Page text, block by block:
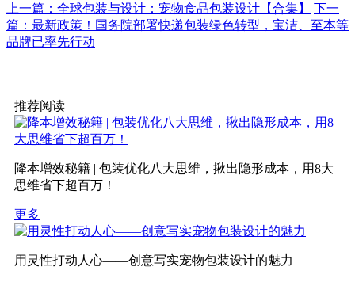
上一篇：全球包装与设计：宠物食品包装设计【合集】
下一
篇：最新政策！国务院部署快递包装绿色转型，宝洁、至本等
品牌已率先行动
推荐阅读
降本增效秘籍 | 包装优化八大思维，揪出隐形成本，用8大
思维省下超百万！
更多
用灵性打动人心——创意写实宠物包装设计的魅力